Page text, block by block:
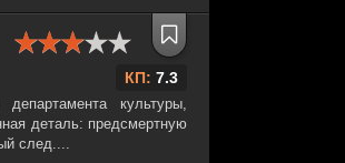
КП: 7.3
культуры,
деталь: предсмертную
след....